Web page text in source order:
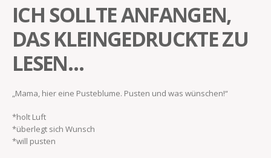
ICH SOLLTE ANFANGEN,
DAS KLEINGEDRUCKTE ZU
LESEN…
„Mama, hier eine Pusteblume. Pusten und was wünschen!“
*holt Luft
*überlegt sich Wunsch
*will pusten